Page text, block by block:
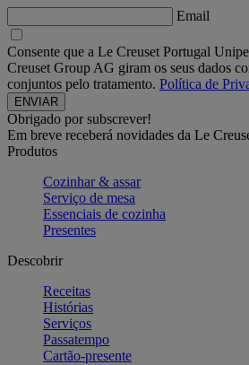
Email
Consente que a Le Creuset Portugal
Creuset Group AG giram os seus dados
conjuntos pelo tratamento. Política de
Obrigado por subscrever!
Em breve receberá novidades da Le
Produtos
Cozinhar & assar
Serviço de mesa
Essenciais de cozinha
Presentes
Descobrir
Receitas
Histórias
Serviços
Passatempo
Cartão-presente